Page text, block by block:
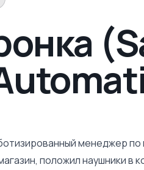
менеджер
, положил наушники в